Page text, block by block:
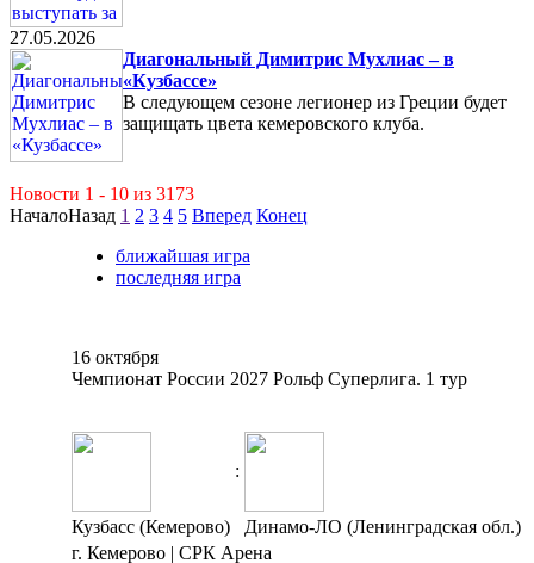
27.05.2026
Диагональный Димитрис Мухлиас – в
«Кузбассе»
В следующем сезоне легионер из Греции будет
защищать цвета кемеровского клуба.
Новости 1 - 10 из 3173
НачалоНазад 1 2 3 4 5 Вперед Конец
ближайшая игра
последняя игра
16 октября
Чемпионат России 2027 Рольф Суперлига. 1 тур
:
Кузбасс (Кемерово)
Динамо-ЛО (Ленинградская обл.)
г. Кемерово | СРК Арена